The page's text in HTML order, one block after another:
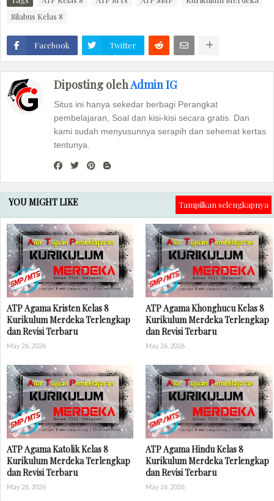
Silabus Kelas 8
Facebook Twitter
Diposting olehAdmin IG
Situs ini hanya sekedar berbagi Perangkat
pembelajaran, Soal dan kisi-kisi secara gratis. Dan
kami sudah menyusunnya serapih dan sehemat kertas
tentunya.
YOU MIGHT LIKE Tampilkan selengkapnya
ATP Agama Kristen Kelas 8
Kurikulum Merdeka Terlengkap
dan Revisi Terbaru
May 26, 2026
ATP Agama Khonghucu Kelas 8
Kurikulum Merdeka Terlengkap
dan Revisi Terbaru
May 26, 2026
ATP Agama Katolik Kelas 8
Kurikulum Merdeka Terlengkap
dan Revisi Terbaru
May 26, 2026
ATP Agama Hindu Kelas 8
Kurikulum Merdeka Terlengkap
dan Revisi Terbaru
May 26, 2026